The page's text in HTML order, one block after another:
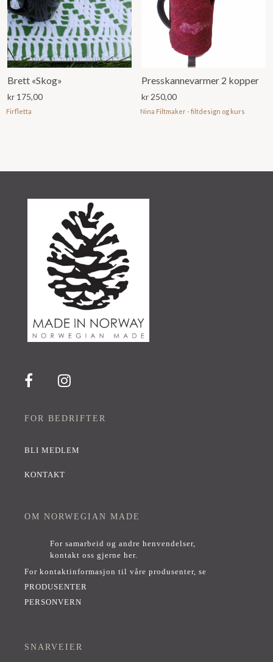
Brett «Skog»
kr 175,00
Firfletta
Presskannevarmer 2 kopper
kr 250,00
Nina Filtmaker - filtdesign og kurs
FOR BEDRIFTER
BLI MEDLEM
KONTAKT
OM NORWEGIAN MADE
For samarbeid og andre henvendelser,
kontakt oss gjerne her.
For kontaktinformasjon til våre produsenter, se
PRODUSENTER
PERSONVERN
SNARVEIER